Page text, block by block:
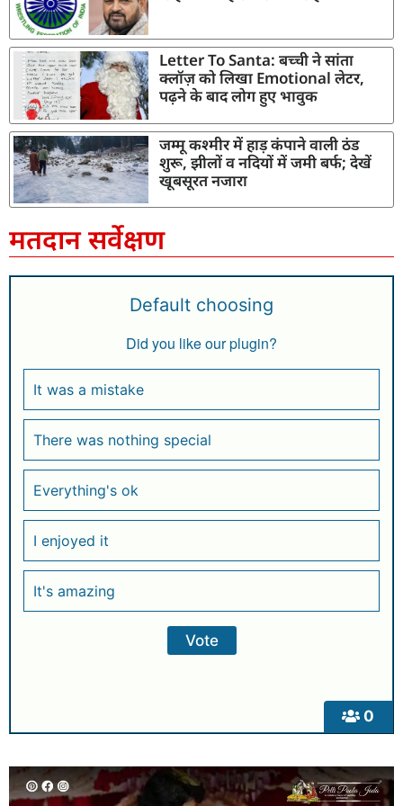
Letter To Santa: बच्ची ने सांता
क्लॉज़ को लिखा Emotional लेटर,
पढ़ने के बाद लोग हुए भावुक
जम्मू कश्मीर में हाड़ कंपाने वाली ठंड
शुरू, झीलों व नदियों में जमी बर्फ; देखें
खूबसूरत नजारा
मतदान सर्वेक्षण
0
Default choosing
Did you like our plugin?
It was a mistake
There was nothing special
Everything's ok
I enjoyed it
It's amazing